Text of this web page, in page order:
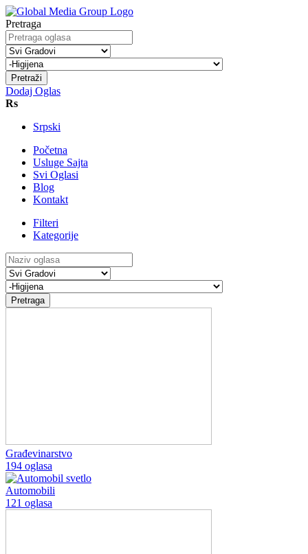
Pretraga
Pretraži
Dodaj Oglas
Rs
Srpski
Početna
Usluge Sajta
Svi Oglasi
Blog
Kontakt
Filteri
Kategorije
Pretraga
Građevinarstvo
194 oglasa
Automobili
121 oglasa